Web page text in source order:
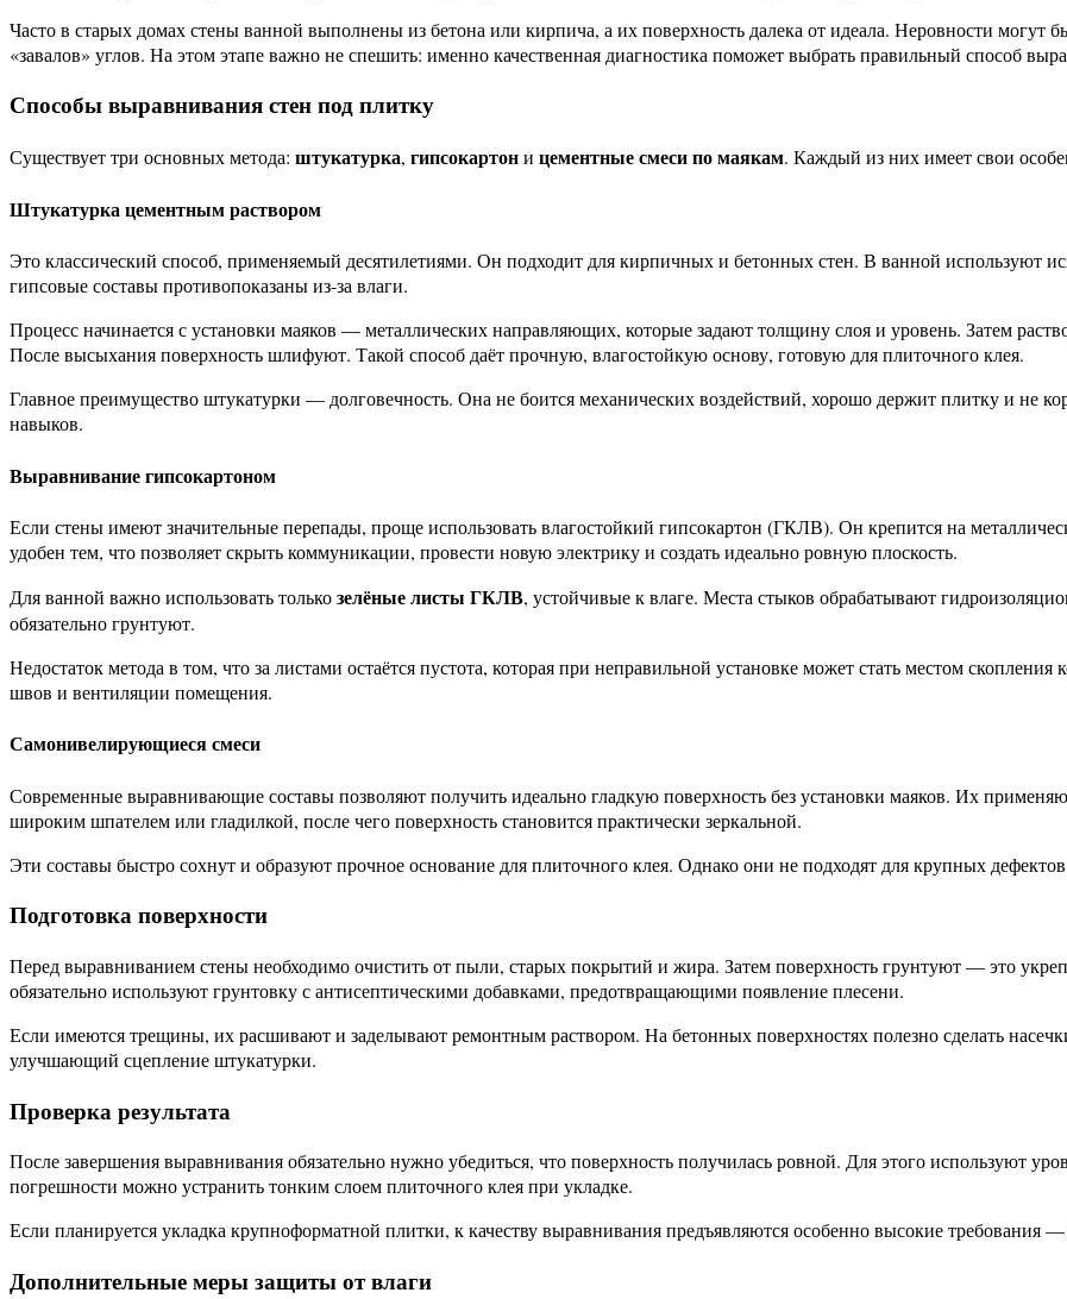
Часто в старых домах стены ванной выполнены из бетона или кирпича, а их поверхность далека от идеала. Неровности могут
«завалов» углов. На этом этапе важно не спешить: именно качественная диагностика поможет выбрать правильный способ
Способы выравнивания стен под плитку
Существует три основных метода: штукатурка, гипсокартони цементные смеси по маякам. Каждый из них имеет свои
Штукатурка цементным раствором
Это классический способ, применяемый десятилетиями. Он подходит для кирпичных и бетонных стен. В ванной используют
гипсовые составы противопоказаны из-за влаги.
Процесс начинается с установки маяков — металлических направляющих, которые задают толщину слоя и уровень. Затем
После высыхания поверхность шлифуют. Такой способ даёт прочную, влагостойкую основу, готовую для плиточного клея.
Главное преимущество штукатурки — долговечность. Она не боится механических воздействий, хорошо держит плитку и не
навыков.
Выравнивание гипсокартоном
Если стены имеют значительные перепады, проще использовать влагостойкий гипсокартон (ГКЛВ). Он крепится на
удобен тем, что позволяет скрыть коммуникации, провести новую электрику и создать идеально ровную плоскость.
Для ванной важно использовать толькозелёные листы ГКЛВ, устойчивые к влаге. Места стыков обрабатывают
обязательно грунтуют.
Недостаток метода в том, что за листами остаётся пустота, которая при неправильной установке может стать местом
швов и вентиляции помещения.
Самонивелирующиеся смеси
Современные выравнивающие составы позволяют получить идеально гладкую поверхность без установки маяков. Их
широким шпателем или гладилкой, после чего поверхность становится практически зеркальной.
Эти составы быстро сохнут и образуют прочное основание для плиточного клея. Однако они не подходят для крупных
Подготовка поверхности
Перед выравниванием стены необходимо очистить от пыли, старых покрытий и жира. Затем поверхность грунтуют — это
обязательно используют грунтовку с антисептическими добавками, предотвращающими появление плесени.
Если имеются трещины, их расшивают и заделывают ремонтным раствором. На бетонных поверхностях полезно сделать
улучшающий сцепление штукатурки.
Проверка результата
После завершения выравнивания обязательно нужно убедиться, что поверхность получилась ровной. Для этого используют
погрешности можно устранить тонким слоем плиточного клея при укладке.
Если планируется укладка крупноформатной плитки, к качеству выравнивания предъявляются особенно высокие требования
Дополнительные меры защиты от влаги